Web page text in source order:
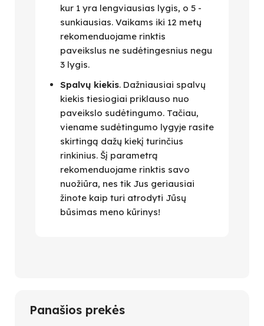
kur 1 yra lengviausias lygis, o 5 -
sunkiausias. Vaikams iki 12 metų
rekomenduojame rinktis
paveikslus ne sudėtingesnius negu
3 lygis.
Spalvų kiekis. Dažniausiai spalvų
kiekis tiesiogiai priklauso nuo
paveikslo sudėtingumo. Tačiau,
viename sudėtingumo lygyje rasite
skirtingą dažų kiekį turinčius
rinkinius. Šį parametrą
rekomenduojame rinktis savo
nuožiūra, nes tik Jus geriausiai
žinote kaip turi atrodyti Jūsų
būsimas meno kūrinys!
Panašios prekės